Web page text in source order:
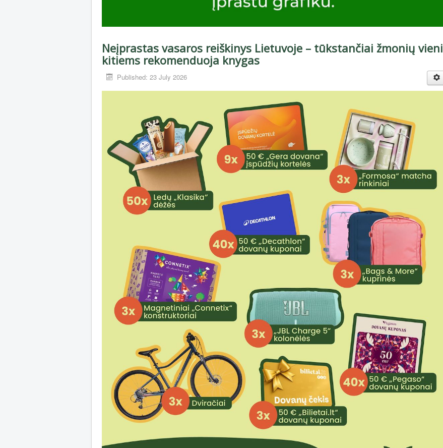
Neįprastas vasaros reiškinys Lietuvoje – tūkstančiai žmonių vieni
kitiems rekomenduoja knygas
Published: 23 July 2026